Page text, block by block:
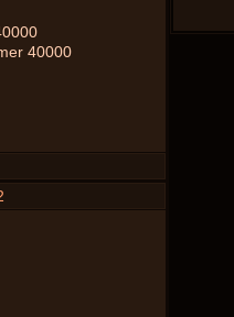
40000